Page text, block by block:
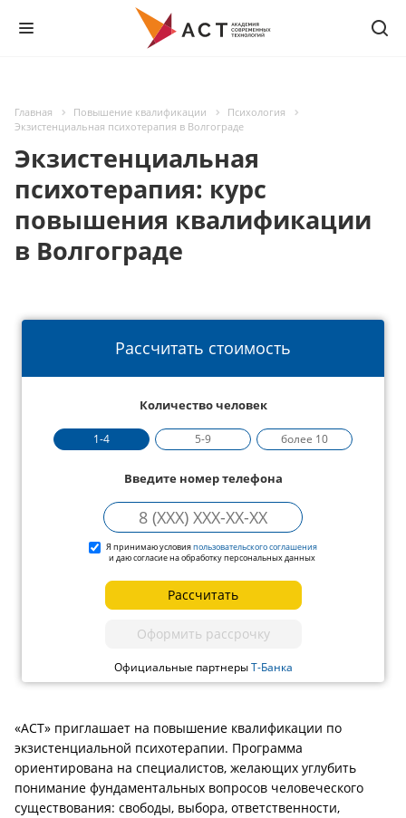
Главная Повышение квалификации
Психология
Экзистенциальная психотерапия в Волгограде
Экзистенциальная
психотерапия: курс
повышения квалификации
в Волгограде
Рассчитать стоимость
Количество человек
1-4 5-9 более 10
Введите номер телефона
Я принимаю условияпользовательского соглашения
и даю согласие на обработку персональных данных
Рассчитать
Оформить рассрочку
Официальные партнерыТ-Банка
«АСТ» приглашает на повышение квалификации по
экзистенциальной психотерапии. Программа
ориентирована на специалистов, желающих углубить
понимание фундаментальных вопросов человеческого
существования: свободы, выбора, ответственности,